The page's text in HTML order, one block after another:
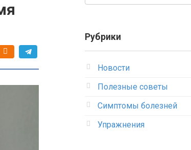
Рубрики
Новости
Полезные советы
Симптомы болезней
Упражнения